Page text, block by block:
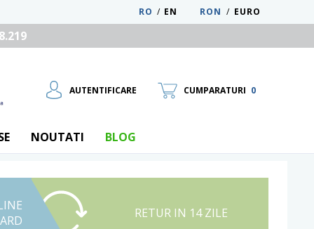
RON / EURO
EN
/
RO
AUTENTIFICARE
UTILIZATOR NOU
RECUPEREAZA PAROLA
CUMPARATURI 0
NOUTATI BLOG
RETUR IN 14 ZILE